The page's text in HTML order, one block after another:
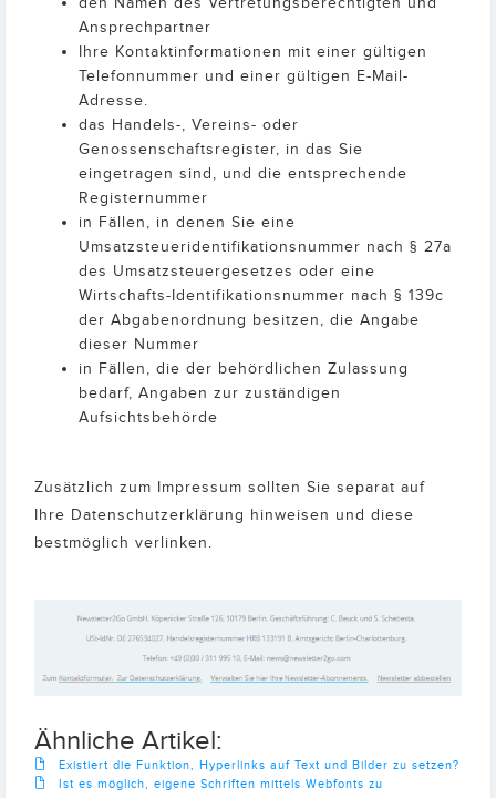
den Namen des Vertretungsberechtigten und
Ansprechpartner
Ihre Kontaktinformationen mit einer gültigen
Telefonnummer und einer gültigen E-Mail-
Adresse.
das Handels-, Vereins- oder
Genossenschaftsregister, in das Sie
eingetragen sind, und die entsprechende
Registernummer
in Fällen, in denen Sie eine
Umsatzsteueridentifikationsnummer nach § 27a
des Umsatzsteuergesetzes oder eine
Wirtschafts-Identifikationsnummer nach § 139c
der Abgabenordnung besitzen, die Angabe
dieser Nummer
in Fällen, die der behördlichen Zulassung
bedarf, Angaben zur zuständigen
Aufsichtsbehörde
Zusätzlich zum Impressum sollten Sie separat auf
Ihre Datenschutzerklärung hinweisen und diese
bestmöglich verlinken.
Ähnliche Artikel:
Existiert die Funktion, Hyperlinks auf Text und Bilder zu setzen?
Ist es möglich, eigene Schriften mittels Webfonts zu